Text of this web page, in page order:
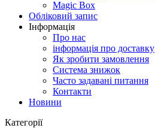
Magic Box
Обліковий запис
Інформація
Про нас
інформація про доставку
Як зробити замовлення
Система знижок
Часто задавані питання
Контакти
Новини
Категорії